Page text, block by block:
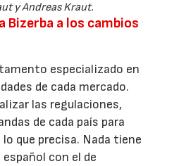
y Andreas Kraut.
Bizerba a los cambios
especializado en
de cada mercado.
las regulaciones,
de cada país para
que precisa. Nada tiene
con el de